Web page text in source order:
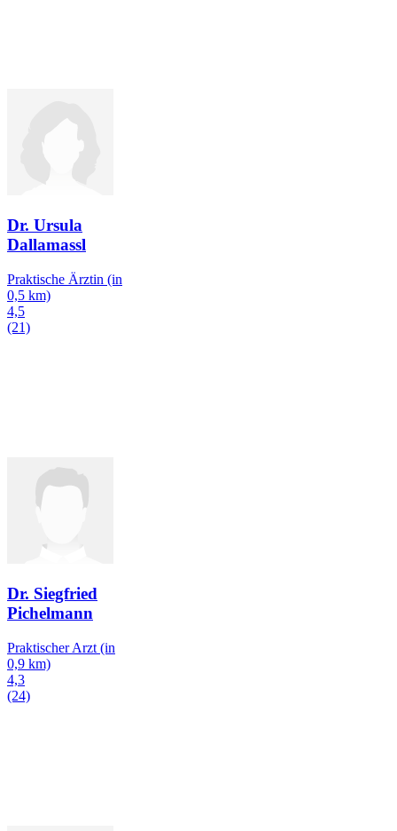
Dr. Ursula
Dallamassl
Praktische Ärztin (in
0,5 km)
4,5
(21)
Dr. Siegfried
Pichelmann
Praktischer Arzt (in
0,9 km)
4,3
(24)